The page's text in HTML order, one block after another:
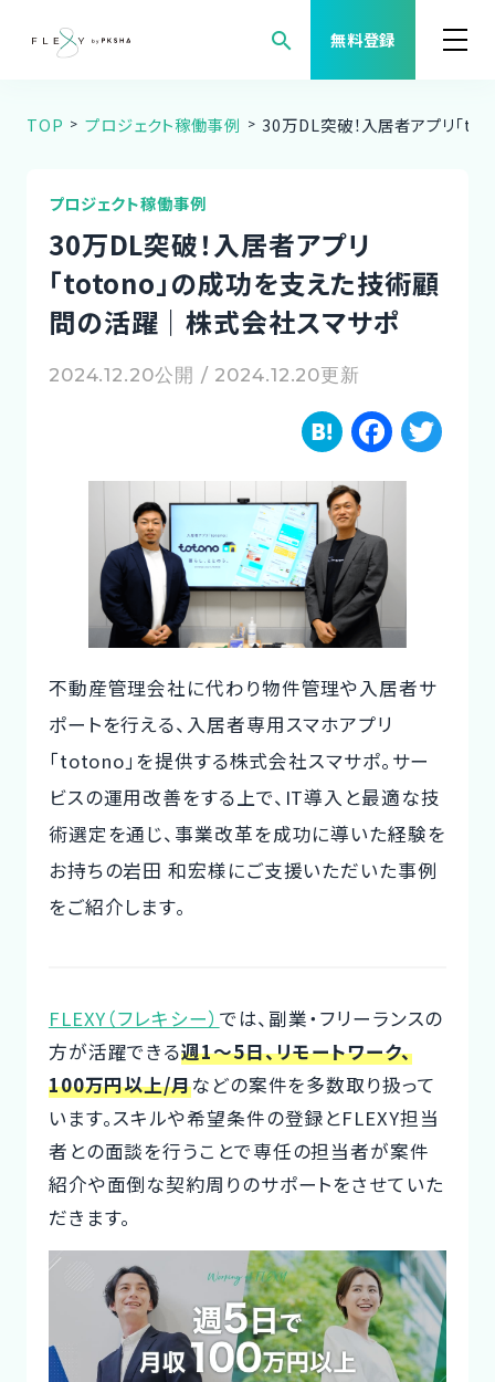
search 無料登録
案件検索
職種から案件を探す
FLEXYについて
よくある質問
福利厚生
ご利用の流れ
コーディネーター紹介
イベント/マガジン
法人の方
今すぐ無料で登録 ログイン
CTOイベント
CTO Event
CTOインタビュー
CTO Interview
フリーランス副業ノウハウ
Freelance Know-How
TOP プロジェクト稼働事例 30万DL突破！入居者アプリ「
プロジェクト稼働事例
30万DL突破！入居者アプリ
「totono」の成功を支えた技術顧
問の活躍｜株式会社スマサポ
2024.12.20公開 / 2024.12.20更新
H
a
te
n
a
F
a
b
o
o
不動産管理会社に代わり物件管理や入居者サ
ポートを行える、入居者専用スマホアプリ
「totono」を提供する株式会社スマサポ。サー
ビスの運用改善をする上で、IT導入と最適な技
術選定を通じ、事業改革を成功に導いた経験を
お持ちの岩田 和宏様にご支援いただいた事例
をご紹介します。
FLEXY（フレキシー） では、副業・フリーランスの
方が活躍できる週1～5日、リモートワーク、
100万円以上/月などの案件を多数取り扱って
います。スキルや希望条件の登録とFLEXY担当
者との面談を行うことで専任の担当者が案件
紹介や面倒な契約周りのサポートをさせていた
だきます。